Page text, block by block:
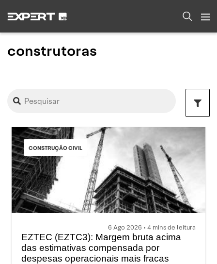
construtoras
CONSTRUÇÃO CIVIL
6 Ago 2026 • 4 mins de leitura
EZTEC (EZTC3): Margem bruta acima
das estimativas compensada por
despesas operacionais mais fracas